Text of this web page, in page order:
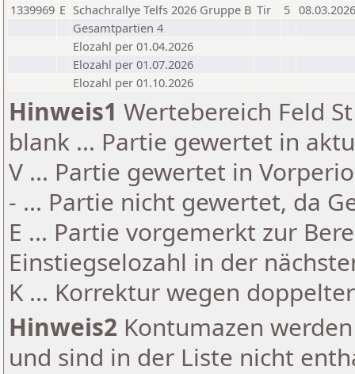
1339969 E Schachrallye Telfs 2026 Gruppe B Tir 5 08.03.2026
Gesamtpartien 4
Elozahl per 01.04.2026
Elozahl per 01.07.2026
Elozahl per 01.10.2026
Hinweis1 Wertebereich Feld
blank ... Partie gewertet in
V ... Partie gewertet in
- ... Partie nicht gewertet, da
E ... Partie vorgemerkt zur
Einstiegselozahl in der
K ... Korrektur wegen
Hinweis2 Kontumazen
und sind in der Liste nicht